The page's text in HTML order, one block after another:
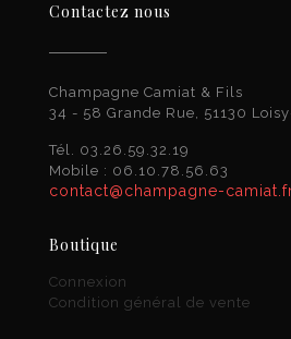
Contactez nous
Champagne Camiat & Fils
34 - 58 Grande Rue, 51130
Tél. 03.26.59.32.19
Mobile : 06.10.78.56.63
contact@champagne-
Boutique
Connexion
Condition général de vente